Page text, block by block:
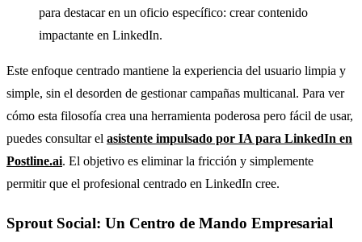
para destacar en un oficio específico: crear contenido
impactante en LinkedIn.
Este enfoque centrado mantiene la experiencia del usuario limpia y
simple, sin el desorden de gestionar campañas multicanal. Para ver
cómo esta filosofía crea una herramienta poderosa pero fácil de usar,
puedes consultar el asistente impulsado por IA para LinkedIn en
Postline.ai. El objetivo es eliminar la fricción y simplemente
permitir que el profesional centrado en LinkedIn cree.
Sprout Social: Un Centro de Mando Empresarial